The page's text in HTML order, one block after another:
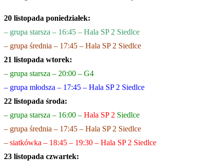
20 listopada poniedziałek:
– grupa starsza – 16:45 – Hala SP 2 Siedlce
– grupa średnia – 17:45 – Hala SP 2 Siedlce
21 listopada wtorek:
– grupa starsza – 20:00 – G4
– grupa młodsza – 17:45 – Hala SP 2 Siedlce
22 listopada środa:
– grupa starsza – 16:00 – Hala SP 2 Siedlce
– grupa średnia – 17:45 – Hala SP 2 Siedlce
– siatkówka – 18:45 – 19:30 – Hala SP 2 Siedlce
23 listopada czwartek: